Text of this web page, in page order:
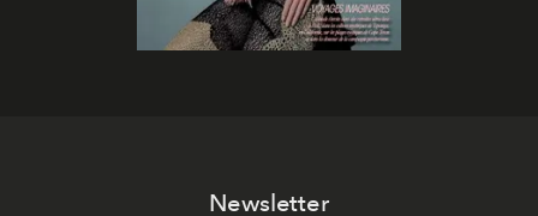
Newsletter